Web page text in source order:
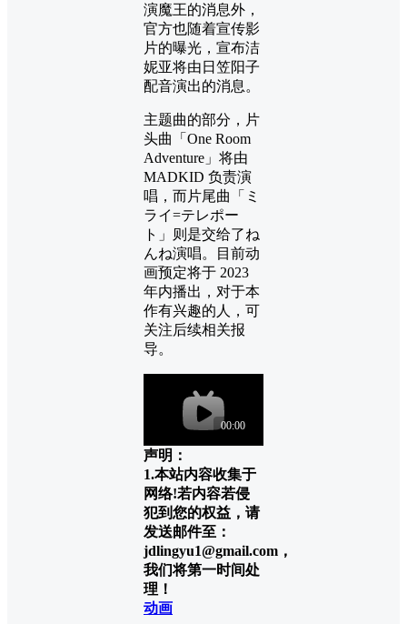
演魔王的消息外，
官方也随着宣传影
片的曝光，宣布洁
妮亚将由日笠阳子
配音演出的消息。
主题曲的部分，片
头曲「One Room
Adventure」将由
MADKID 负责演
唱，而片尾曲「ミ
ライ=テレポー
ト」则是交给了ね
んね演唱。目前动
画预定将于 2023
年内播出，对于本
作有兴趣的人，可
关注后续相关报
导。
声明：
1.本站内容收集于
网络!若内容若侵
犯到您的权益，请
发送邮件至：
jdlingyu1@gmail.com，
我们将第一时间处
理！
动画